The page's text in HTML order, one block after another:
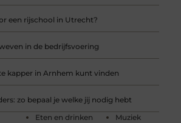
een rijschool in Utrecht?
in de bedrijfsvoering
kapper in Arnhem kunt vinden
zo bepaal je welke jij nodig hebt
Eten en drinken
Muziek